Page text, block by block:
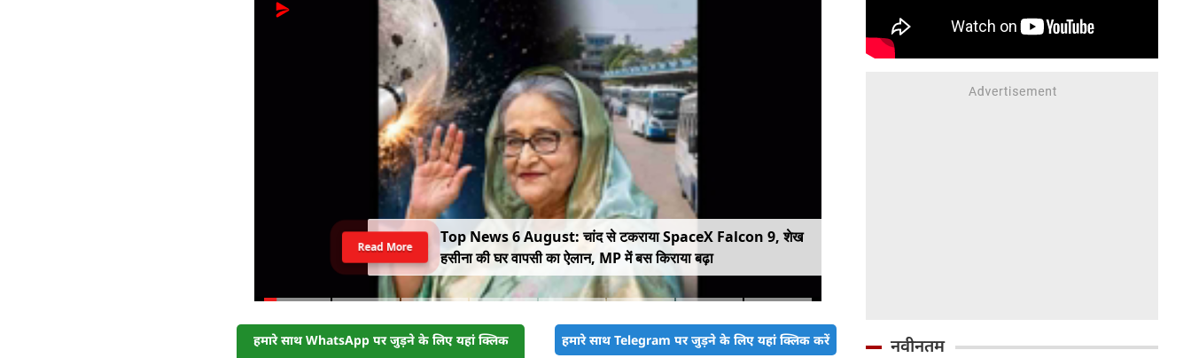
Top News 6 August: चांद से टकराया SpaceX Falcon 9, शेख
हसीना की घर वापसी का ऐलान, MP में बस किराया बढ़ा
Read More
हमारे साथ WhatsApp पर जुड़ने के लिए यहां क्लिक
हमारे साथ Telegram पर जुड़ने के लिए यहां क्लिक करें नवीनतम